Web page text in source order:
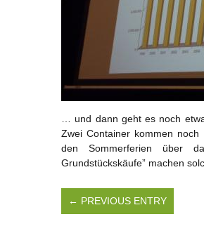
… und dann geht es noch
Zwei Container kommen
den Sommerferien über
Grundstückskäufe” machen
← PREVIOUS ENTRY